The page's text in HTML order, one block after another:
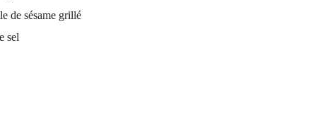
de sésame grillé
sel